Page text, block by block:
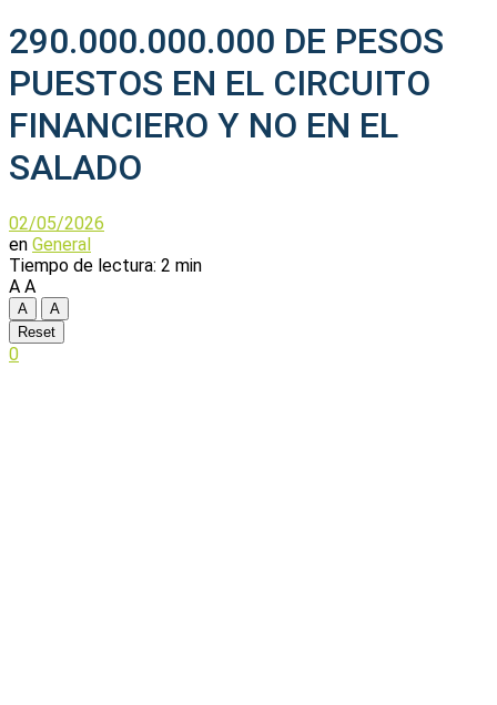
290.000.000.000 DE PESOS
PUESTOS EN EL CIRCUITO
FINANCIERO Y NO EN EL
SALADO
02/05/2026
en General
Tiempo de lectura: 2 min
A A
A
A
Reset
0